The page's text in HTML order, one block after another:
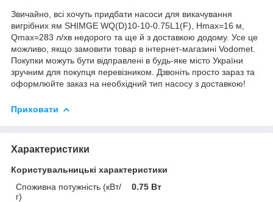
Звичайно, всі хочуть придбати насоси для викачування
вигрібних ям SHIMGE WQ(D)10-10-0.75L1(F), Нmax=16 м,
Qmax=283 л/хв недорого та ще й з доставкою додому. Усе це
можливо, якщо замовити товар в інтернет-магазині Vodomet.
Покупки можуть бути відправлені в будь-яке місто України
зручним для покупця перевізником. Дзвоніть просто зараз та
оформлюйте заказ на необхідний тип насосу з доставкою!
Приховати
Характеристики
Користувальницькі характеристики
Споживна потужність (кВт/
г)
0.75 Вт